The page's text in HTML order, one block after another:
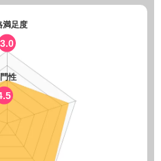
満足度
3.0
性